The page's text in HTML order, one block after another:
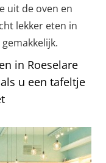
uit de oven en
lekker eten in
in Roeselare
u een tafeltje